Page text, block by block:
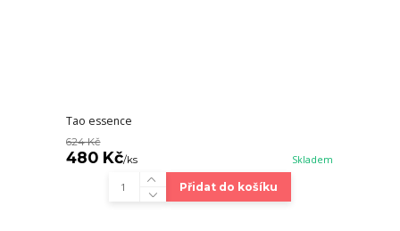
Tao essence
624 Kč
480 Kč/ks Skladem
Přidat do košíku